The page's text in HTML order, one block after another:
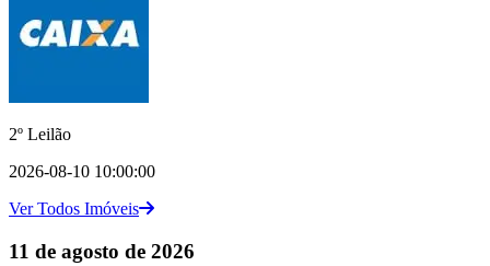
2º Leilão
2026-08-10 10:00:00
Ver Todos Imóveis
11 de agosto de 2026